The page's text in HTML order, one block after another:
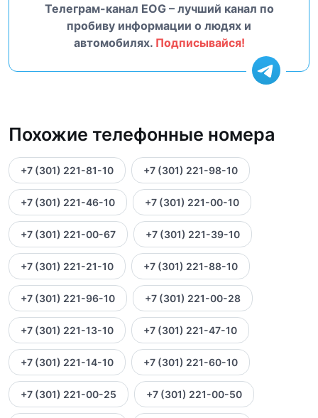
Телеграм-канал EOG – лучший канал по
пробиву информации о людях и
автомобилях. Подписывайся!
Похожие телефонные номера
+7 (301) 221-81-10 +7 (301) 221-98-10
+7 (301) 221-46-10 +7 (301) 221-00-10
+7 (301) 221-00-67 +7 (301) 221-39-10
+7 (301) 221-21-10 +7 (301) 221-88-10
+7 (301) 221-96-10 +7 (301) 221-00-28
+7 (301) 221-13-10 +7 (301) 221-47-10
+7 (301) 221-14-10 +7 (301) 221-60-10
+7 (301) 221-00-25 +7 (301) 221-00-50